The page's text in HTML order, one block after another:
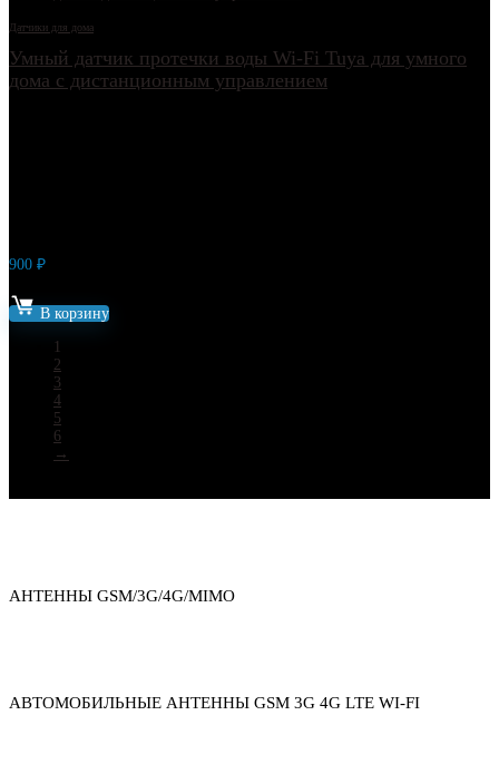
Датчики для дома
Умный датчик протечки воды Wi-Fi Tuya для умного
дома с дистанционным управлением
900 ₽
В корзину
2
3
4
5
6
→
АНТЕННЫ GSM/3G/4G/MIMO
АВТОМОБИЛЬНЫЕ АНТЕННЫ GSM 3G 4G LTE WI-FI